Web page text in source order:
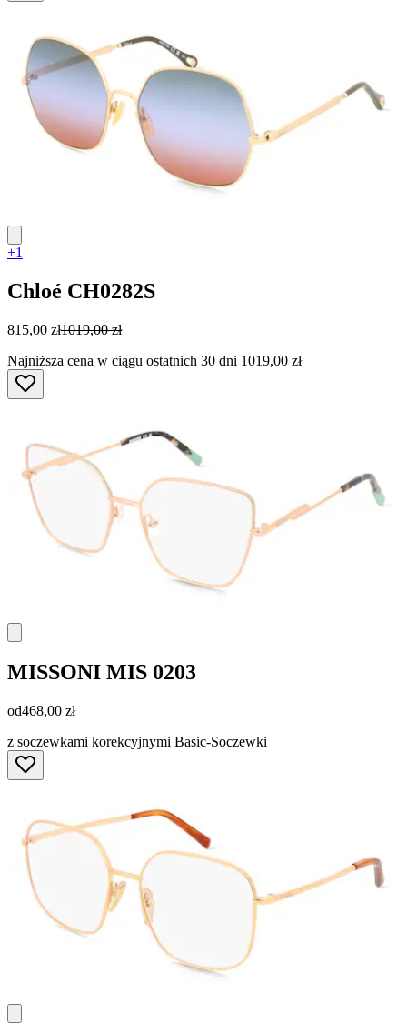
+1
Chloé CH0282S
815,00 zł1019,00 zł
Najniższa cena w ciągu ostatnich 30 dni 1019,00 zł
MISSONI MIS 0203
od468,00 zł
z soczewkami korekcyjnymi Basic-Soczewki